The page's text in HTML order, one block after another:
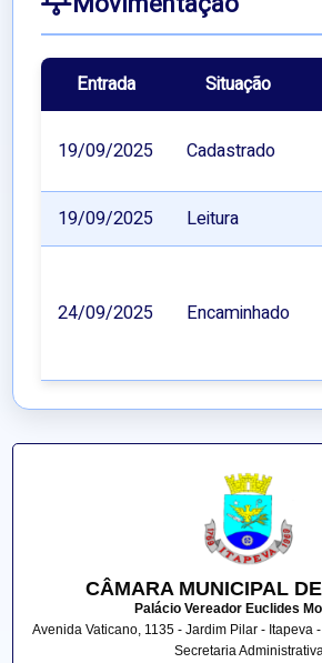
Entrada Situação
19/09/2025 Cadastrado
19/09/2025 Leitura
24/09/2025 Encaminhado
CÂMARA MUNICIPAL
Palácio Vereador Euclides
Avenida Vaticano, 1135 - Jardim Pilar - Itapeva
Secretaria